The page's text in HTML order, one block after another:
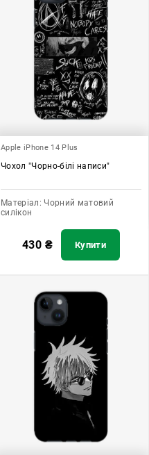
Apple iPhone 14 Plus
Чохол "Чорно-білі написи"
Матеріал: Чорний матовий
силікон
430 ₴ Купити